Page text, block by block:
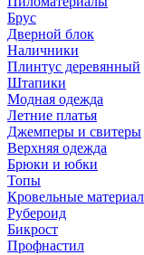
Брус
Дверной блок
Наличники
Плинтус деревянный
Штапики
Модная одежда
Летние платья
Джемперы и свитеры
Верхняя одежда
Брюки и юбки
Топы
Кровельные
Рубероид
Бикрост
Профнастил